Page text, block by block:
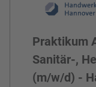
Praktikum
Sanitär-,
(m/w/d) -